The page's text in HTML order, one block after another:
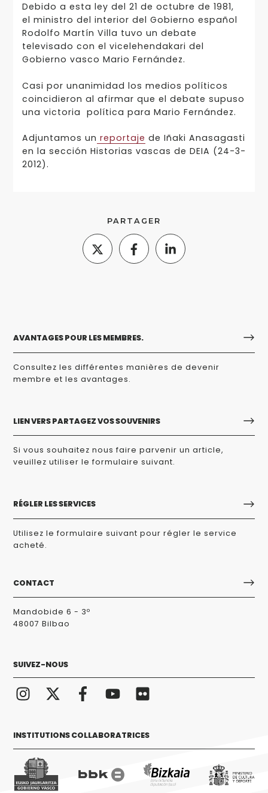
Debido a esta ley del 21 de octubre de 1981,
el ministro del interior del Gobierno español
Rodolfo Martín Villa tuvo un debate
televisado con el vicelehendakari del
Gobierno vasco Mario Fernández.
Casi por unanimidad los medios políticos
coincidieron al afirmar que el debate supuso
una victoria política para Mario Fernández.
Adjuntamos un reportaje de Iñaki Anasagasti
en la sección Historias vascas de DEIA (24-3-
2012).
PARTAGER
AVANTAGES POUR LES MEMBRES.
Consultez les différentes manières de devenir
membre et les avantages.
LIEN VERS PARTAGEZ VOS SOUVENIRS
Si vous souhaitez nous faire parvenir un article,
veuillez utiliser le formulaire suivant.
RÉGLER LES SERVICES
Utilisez le formulaire suivant pour régler le service
acheté.
CONTACT
Mandobide 6 - 3º
48007 Bilbao
SUIVEZ-NOUS
INSTITUTIONS COLLABORATRICES